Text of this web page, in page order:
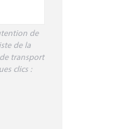
de
de la
transport
clics :